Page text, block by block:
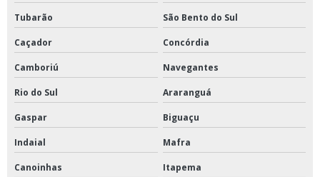
Tubarão São Bento do Sul
Caçador Concórdia
Camboriú Navegantes
Rio do Sul Araranguá
Gaspar Biguaçu
Indaial Mafra
Canoinhas
Itapema